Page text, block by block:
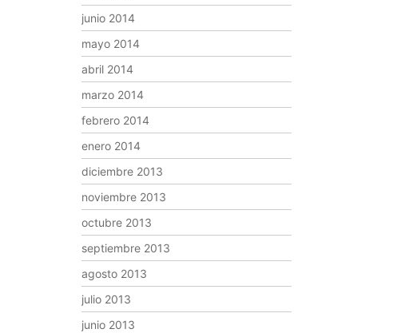
junio 2014
mayo 2014
abril 2014
marzo 2014
febrero 2014
enero 2014
diciembre 2013
noviembre 2013
octubre 2013
septiembre 2013
agosto 2013
julio 2013
junio 2013